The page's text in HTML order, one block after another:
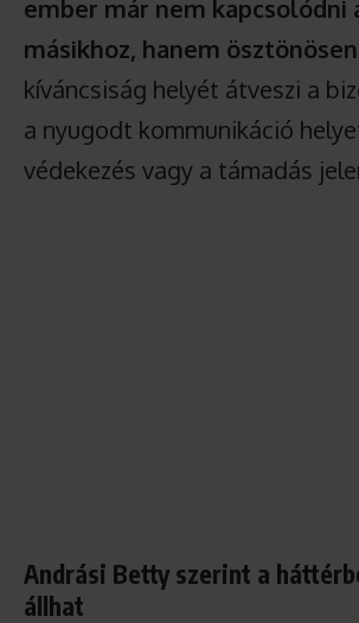
ember már nem kapcsolódni
másikhoz, hanem
kíváncsiság helyét átveszi a
a nyugodt kommunikáció
védekezés vagy a támadás
Andrási Betty szerint a
állhat